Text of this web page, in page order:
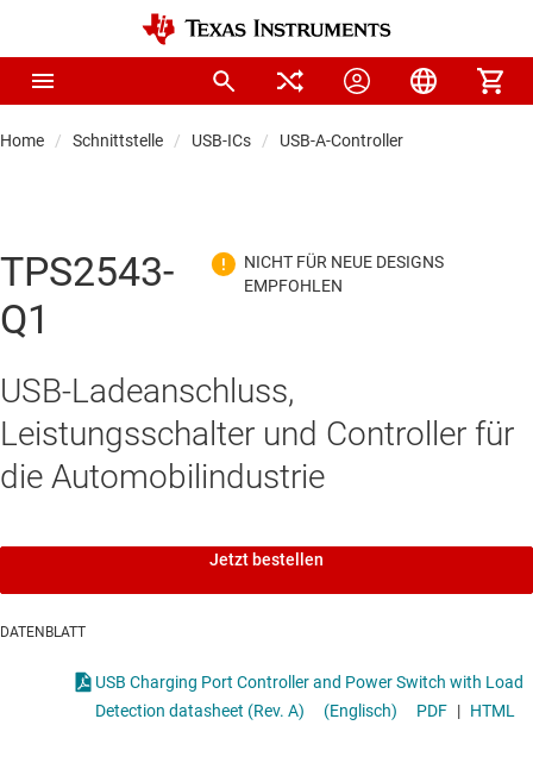
Home Schnittstelle USB-ICs USB-A-Controller
TPS2543-
Q1
USB-Ladeanschluss,
Leistungsschalter und Controller für
die Automobilindustrie
Jetzt bestellen
DATENBLATT
USB Charging Port Controller and Power Switch with Load
Detection datasheet (Rev. A)
(Englisch) PDF | HTML